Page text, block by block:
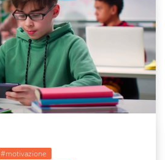
#motivazione